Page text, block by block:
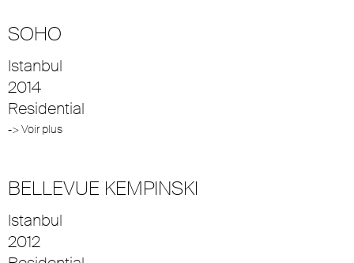
SOHO
Istanbul
2014
Residential
-> Voir plus
BELLEVUE KEMPINSKI
Istanbul
2012